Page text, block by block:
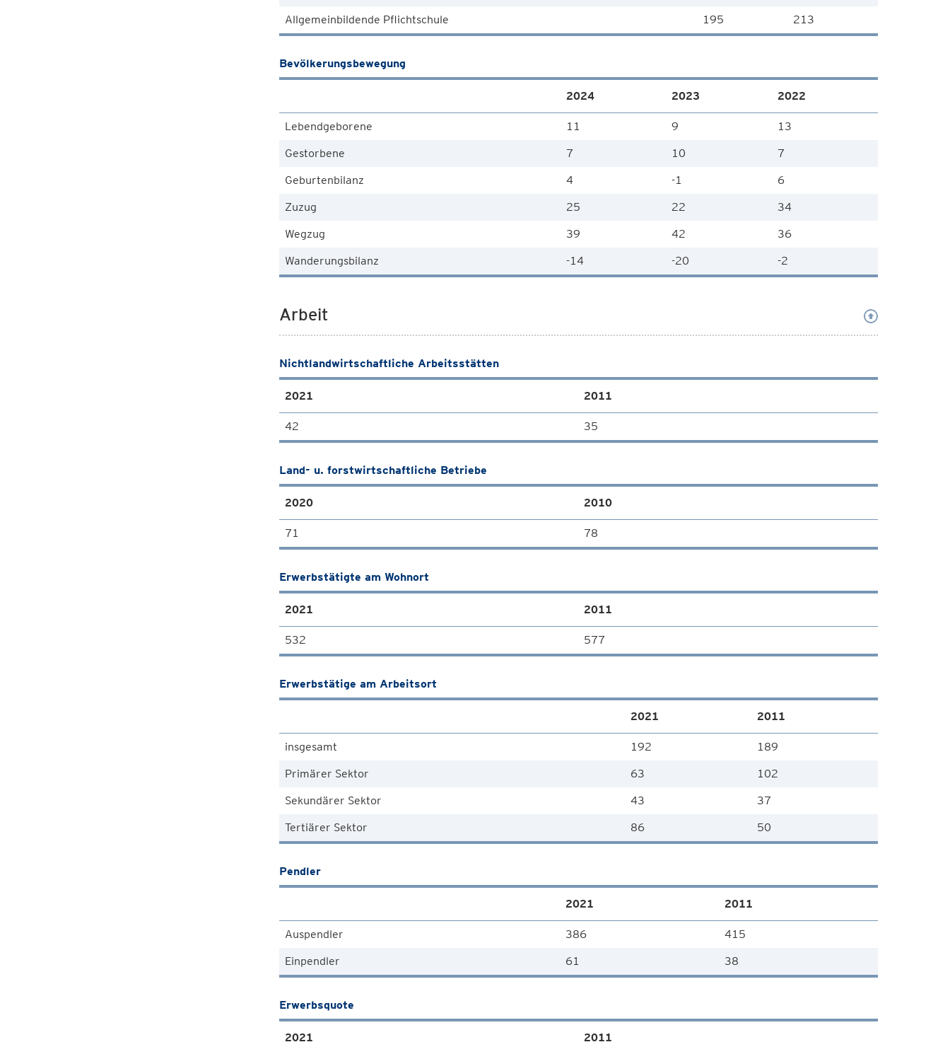
Allgemeinbildende Pflichtschule
195 213
Bevölkerungsbewegung
2024 2023 2022
Lebendgeborene 11 9
13
Gestorbene
7 10
7
Geburtenbilanz
4 -1
6
Zuzug
25 22
34
Wegzug
39 42
36
Wanderungsbilanz
-14 -20 -2
Arbeit
Nichtlandwirtschaftliche Arbeitsstätten
2021 2011
42 35
Land- u. forstwirtschaftliche Betriebe
2020 2010
71 78
Erwerbstätigte am Wohnort
2021 2011
532 577
Erwerbstätige am Arbeitsort
2021 2011
insgesamt 192
189
Primärer Sektor
63
102
Sekundärer Sektor
43
37
Tertiärer Sektor
86 50
Pendler
2021 2011
Auspendler 386
415
Einpendler
61 38
Erwerbsquote
2021 2011